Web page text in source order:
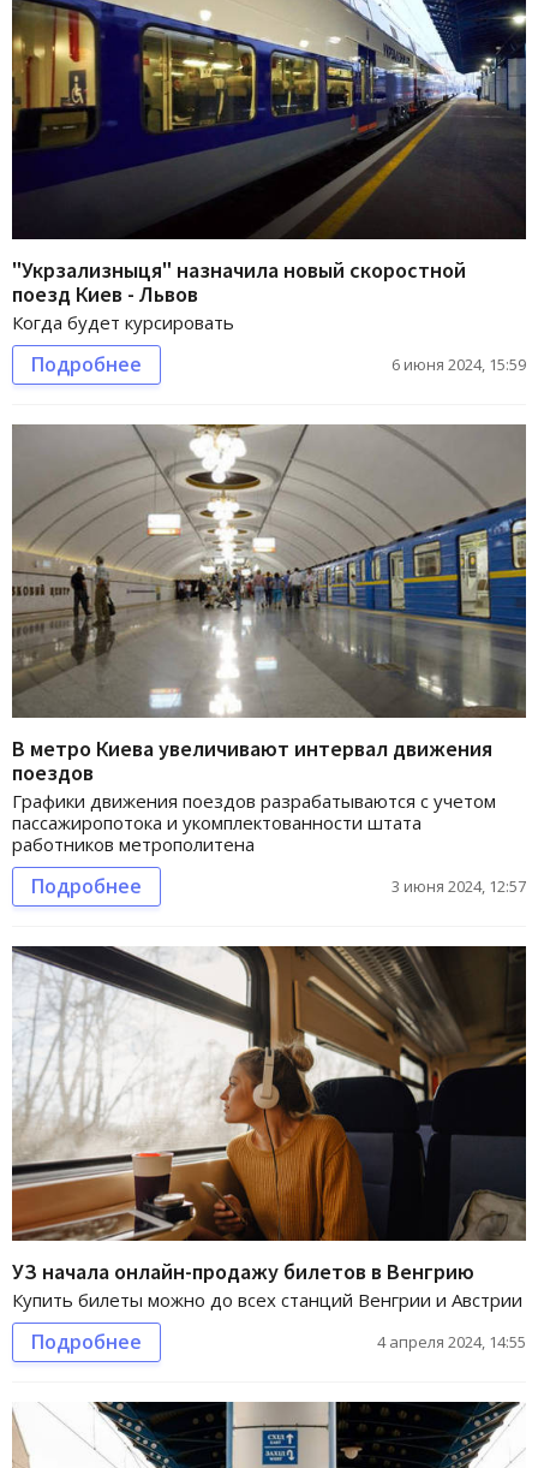
"Укрзализныця" назначила новый скоростной
поезд Киев - Львов
Когда будет курсировать
Подробнее 6 июня 2024, 15:59
В метро Киева увеличивают интервал движения
поездов
Графики движения поездов разрабатываются с учетом
пассажиропотока и укомплектованности штата
работников метрополитена
Подробнее 3 июня 2024, 12:57
УЗ начала онлайн-продажу билетов в Венгрию
Купить билеты можно до всех станций Венгрии и Австрии
Подробнее 4 апреля 2024, 14:55